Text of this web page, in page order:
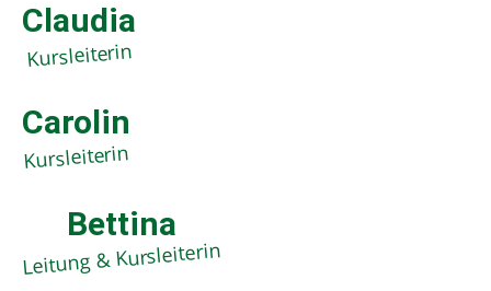
Claudia
Kursleiterin
Carolin
Kursleiterin
Bettina
Leitung & Kursleiterin